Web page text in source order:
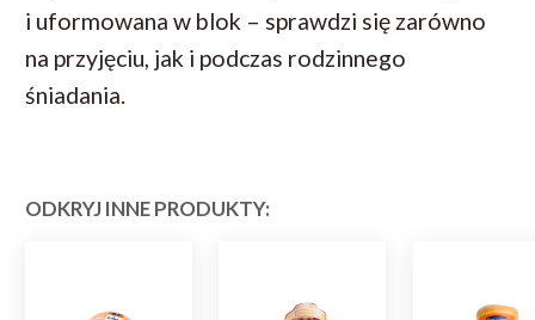
i uformowana w blok – sprawdzi się zarówno
na przyjęciu, jak i podczas rodzinnego
śniadania.
ODKRYJ INNE PRODUKTY: